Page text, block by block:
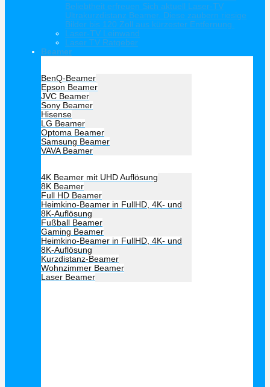
Beliebtheit erfreuen Sich aktuell Laser-TV
Ultrakurzdistanz Beamer. Diese zaubern riesige
Bilder bis 120 Zoll aus kürzester Entfernung.
Laser-TV Leinwand
Laser TV Ratgeber
Beamer
BenQ-Beamer
Epson Beamer
JVC Beamer
Sony Beamer
Hisense
LG Beamer
Optoma Beamer
Samsung Beamer
VAVA Beamer
4K Beamer mit UHD Auflösung
8K Beamer
Full HD Beamer
Heimkino-Beamer in FullHD, 4K- und
8K-Auflösung
Fußball Beamer
Gaming Beamer
Heimkino-Beamer in FullHD, 4K- und
8K-Auflösung
Kurzdistanz-Beamer
Wohnzimmer Beamer
Laser Beamer